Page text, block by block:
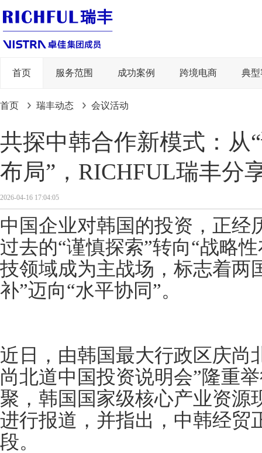
首页 服务范围 成功案例 跨境电商 典
首页 瑞丰动态 会议活动
共探中韩合作新模式：从
布局”，RICHFUL瑞丰分
2026-04-16 17:04:05
中国企业对韩国的投资，正
过去的“谨慎探索”转向“战略
技领域成为主战场，标志着两
补”迈向“水平协同”。
近日，由韩国最大行政区庆尚
尚北道中国投资说明会”隆重
聚，韩国国家级核心产业资源
进行报道，并指出，中韩经贸
段。